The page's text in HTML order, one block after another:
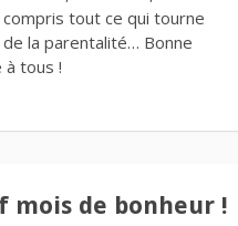
compris tout ce qui tourne
la parentalité… Bonne
à tous !
mois de bonheur !